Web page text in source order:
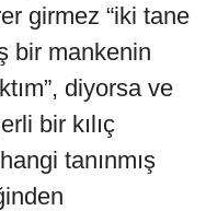
girmez “iki tane
bir mankenin
diyorsa ve
bir kılıç
tanınmış